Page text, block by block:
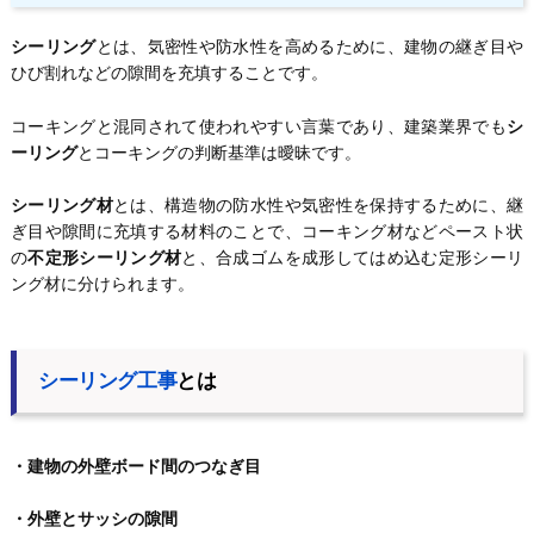
シーリングとは、気密性や防水性を高めるために、建物の継ぎ目や
ひび割れなどの隙間を充填することです。
コーキングと混同されて使われやすい言葉であり、建築業界でもシ
ーリングとコーキングの判断基準は曖昧です。
シーリング材とは、構造物の防水性や気密性を保持するために、継
ぎ目や隙間に充填する材料のことで、コーキング材などペースト状
の不定形シーリング材と、合成ゴムを成形してはめ込む定形シーリ
ング材に分けられます。
シーリング工事とは
・建物の外壁ボード間のつなぎ目
・外壁とサッシの隙間